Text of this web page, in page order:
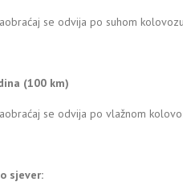
se odvija po suhom
(100 km)
se odvija po vlažnom
sjever: